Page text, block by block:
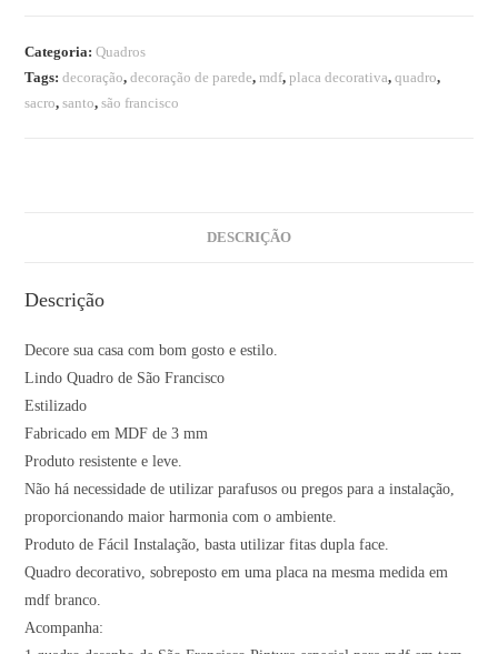
Categoria:Quadros
Tags:decoração,decoração de parede,mdf,placa decorativa,quadro,
sacro,santo,são francisco
DESCRIÇÃO
Descrição
Decore sua casa com bom gosto e estilo.
Lindo Quadro de São Francisco
Estilizado
Fabricado em MDF de 3 mm
Produto resistente e leve.
Não há necessidade de utilizar parafusos ou pregos para a instalação,
proporcionando maior harmonia com o ambiente.
Produto de Fácil Instalação, basta utilizar fitas dupla face.
Quadro decorativo, sobreposto em uma placa na mesma medida em
mdf branco.
Acompanha: